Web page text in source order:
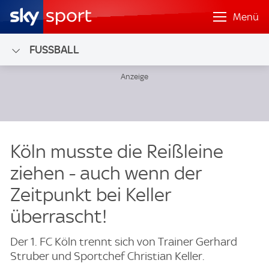
Menü
FUSSBALL
Köln musste die Reißleine
ziehen - auch wenn der
Zeitpunkt bei Keller
überrascht!
Der 1. FC Köln trennt sich von Trainer Gerhard
Struber und Sportchef Christian Keller.